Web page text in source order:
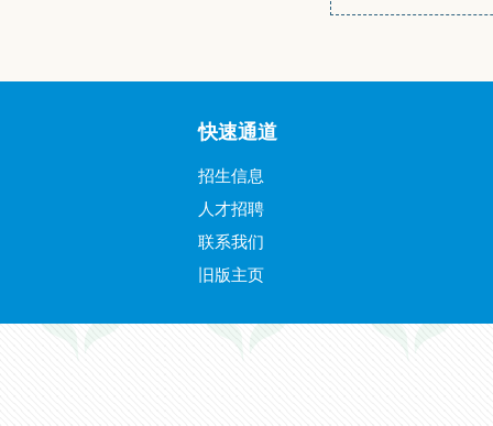
快速通道
招生信息
人才招聘
联系我们
旧版主页